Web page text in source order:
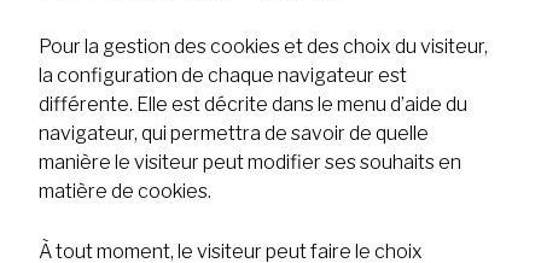
Pour la gestion des cookies et des choix du visiteur,
la configuration de chaque navigateur est
différente. Elle est décrite dans le menu d’aide du
navigateur, qui permettra de savoir de quelle
manière le visiteur peut modifier ses souhaits en
matière de cookies.
À tout moment, le visiteur peut faire le choix